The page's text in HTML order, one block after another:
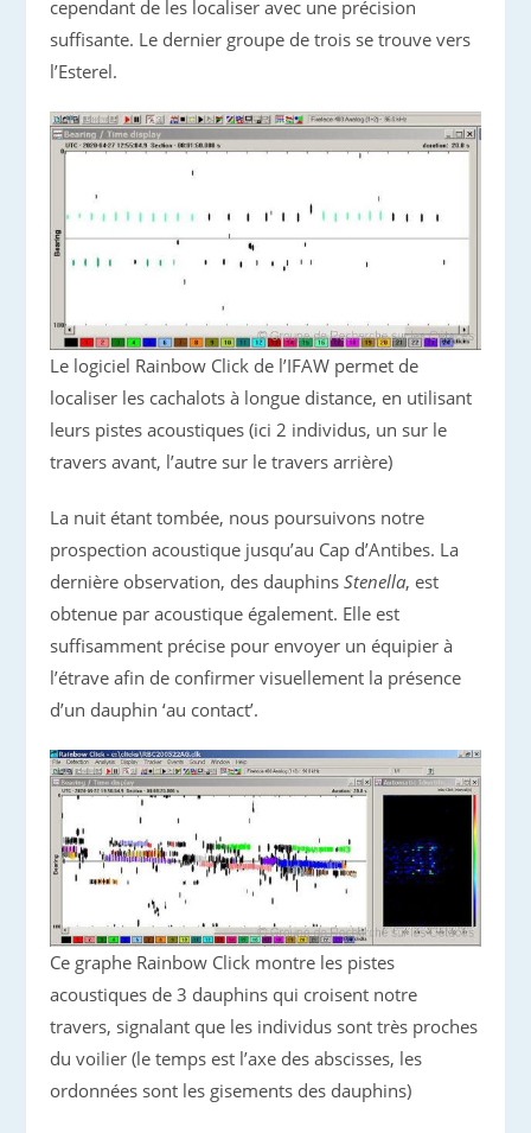
cependant de les localiser avec une précision
suffisante. Le dernier groupe de trois se trouve vers
l’Esterel.
Le logiciel Rainbow Click de l’IFAW permet de
localiser les cachalots à longue distance, en utilisant
leurs pistes acoustiques (ici 2 individus, un sur le
travers avant, l’autre sur le travers arrière)
La nuit étant tombée, nous poursuivons notre
prospection acoustique jusqu’au Cap d’Antibes. La
dernière observation, des dauphinsStenella, est
obtenue par acoustique également. Elle est
suffisamment précise pour envoyer un équipier à
l’étrave afin de confirmer visuellement la présence
d’un dauphin ‘au contact’.
Ce graphe Rainbow Click montre les pistes
acoustiques de 3 dauphins qui croisent notre
travers, signalant que les individus sont très proches
du voilier (le temps est l’axe des abscisses, les
ordonnées sont les gisements des dauphins)